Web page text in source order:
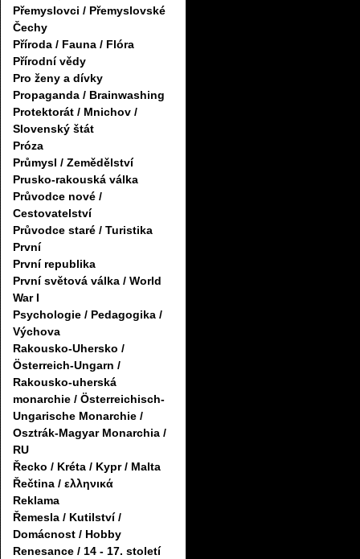
Přemyslovci / Přemyslovské
Čechy
Příroda / Fauna / Flóra
Přírodní vědy
Pro ženy a dívky
Propaganda / Brainwashing
Protektorát / Mnichov /
Slovenský štát
Próza
Průmysl / Zemědělství
Prusko-rakouská válka
Průvodce nové /
Cestovatelství
Průvodce staré / Turistika
První
První republika
První světová válka / World
War I
Psychologie / Pedagogika /
Výchova
Rakousko-Uhersko /
Österreich-Ungarn /
Rakousko-uherská
monarchie / Österreichisch-
Ungarische Monarchie /
Osztrák-Magyar Monarchia /
RU
Řecko / Kréta / Kypr / Malta
Řečtina / ελληνικά
Reklama
Řemesla / Kutilství /
Domácnost / Hobby
Renesance / 14 - 17. století